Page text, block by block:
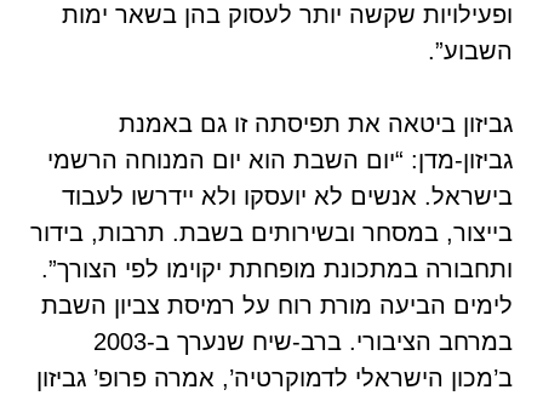
ופעילויות שקשה יותר לעסוק בהן בשאר ימות
השבוע”.
גביזון ביטאה את תפיסתה זו גם באמנת
גביזון-מדן: “יום השבת הוא יום המנוחה הרשמי
בישראל. אנשים לא יועסקו ולא יידרשו לעבוד
בייצור, במסחר ובשירותים בשבת. תרבות, בידור
ותחבורה במתכונת מופחתת יקוימו לפי הצורך”.
לימים הביעה מורת רוח על רמיסת צביון השבת
במרחב הציבורי. ברב-שיח שנערך ב-2003
ב’מכון הישראלי לדמוקרטיה’, אמרה פרופ’ גביזון